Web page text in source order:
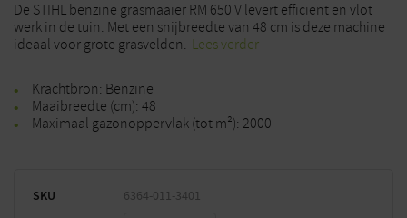
De STIHL benzine grasmaaier RM 650 V levert efficiënt en vlot
werk in de tuin. Met een snijbreedte van 48 cm is deze machine
ideaal voor grote grasvelden. Lees verder
Krachtbron: Benzine
Maaibreedte (cm): 48
Maximaal gazonoppervlak (tot m²): 2000
SKU 6364-011-3401